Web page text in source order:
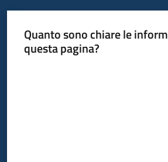
Metadati
Quanto sono chiare le
questa pagina?